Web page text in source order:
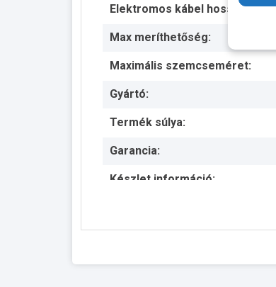
Elektromos kábel hossza:
Max meríthetőség:
Maximális szemcseméret:
Gyártó:
Termék súlya:
Garancia:
Készlet információ: